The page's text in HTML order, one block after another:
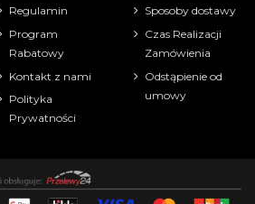
19
73
Regulamin
Program
Rabatowy
Kontakt z nami
Polityka
Prywatności
Sposoby dostawy
Czas Realizacji
Zamówienia
Odstąpienie od
umowy